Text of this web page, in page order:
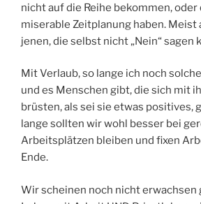
nicht auf die Reihe bekommen, oder
miserable Zeitplanung haben. Meist
jenen, die selbst nicht „Nein“ sagen
Mit Verlaub, so lange ich noch
und es Menschen gibt, die sich mit
brüsten, als sei sie etwas positives,
lange sollten wir wohl besser bei
Arbeitsplätzen bleiben und fixen
Ende.
Wir scheinen noch nicht erwachsen